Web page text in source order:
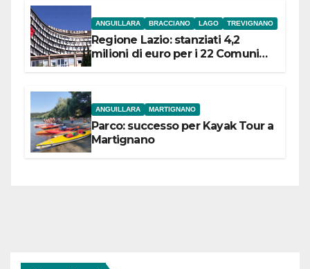
ANGUILLARA BRACCIANO LAGO TREVIGNANO
Regione Lazio: stanziati 4,2
milioni di euro per i 22 Comuni
ANGUILLARA MARTIGNANO
Parco: successo per Kayak Tour a
Martignano